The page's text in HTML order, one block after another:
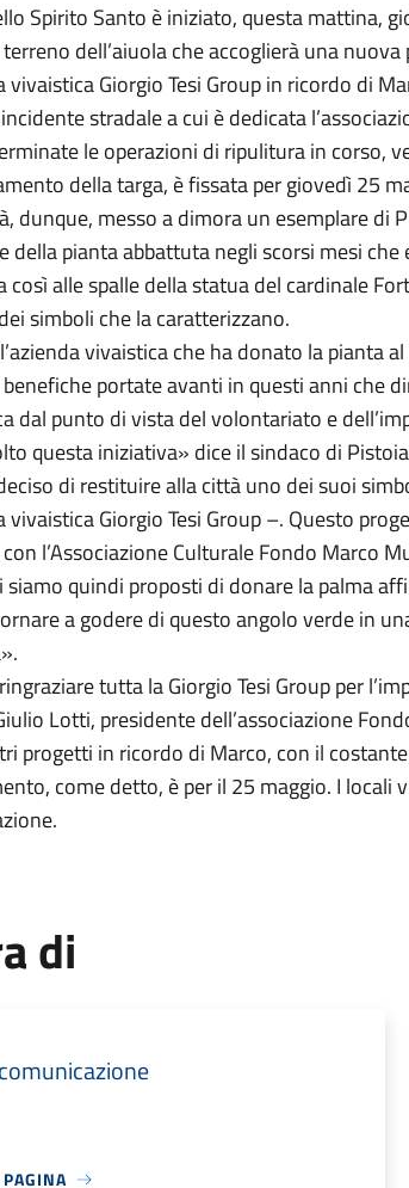
Spirito Santo è iniziato, questa mattina,
dell’aiuola che accoglierà una
vivaistica Giorgio Tesi Group in ricordo di
stradale a cui è dedicata
le operazioni di ripulitura in corso,
della targa, è fissata per giovedì 25
dunque, messo a dimora un esemplare di
della pianta abbattuta negli scorsi mesi
così alle spalle della statua del cardinale
simboli che la caratterizzano.
vivaistica che ha donato la pianta
portate avanti in questi anni che
dal punto di vista del volontariato e
questa iniziativa» dice il sindaco di
di restituire alla città uno dei suoi
vivaistica Giorgio Tesi Group –. Questo
l’Associazione Culturale Fondo Marco
siamo quindi proposti di donare la palma
a godere di questo angolo verde in
tutta la Giorgio Tesi Group per
Lotti, presidente dell’associazione
progetti in ricordo di Marco, con il
come detto, è per il 25 maggio. I
di